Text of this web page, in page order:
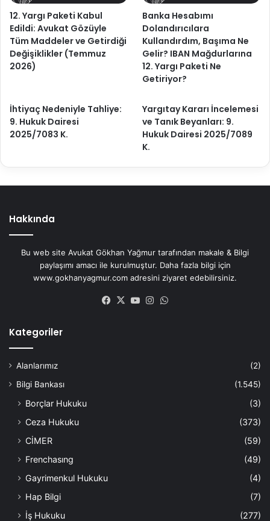
12. Yargı Paketi Kabul
Edildi: Avukat Gözüyle
Tüm Maddeler ve Getirdiği
Değişiklikler (Temmuz
2026)
Banka Hesabımı
Dolandırıcılara
Kullandırdım, Başıma Ne
Gelir? IBAN Mağdurlarına
12. Yargı Paketi Ne
Getiriyor?
İhtiyaç Nedeniyle Tahliye:
9. Hukuk Dairesi
2025/7083 K.
Yargıtay Kararı İncelemesi
ve Tanık Beyanları: 9.
Hukuk Dairesi 2025/7089
K.
Hakkında
Bu web site Avukat Gökhan Yağmur tarafından makale & Bilgi
paylaşımı amacı ile kurulmuştur. Daha fazla bilgi için
www.gokhanyagmur.com adresini ziyaret edebilirsiniz.
Facebook
X YouTubeInstagram
Kategoriler
Alanlarımız
(2)
Bilgi Bankası
(1.545)
Borçlar Hukuku
(3)
Ceza Hukuku
(373)
CİMER
(59)
Frenchasıng
(49)
Gayrimenkul Hukuku
(4)
Hap Bilgi
(7)
İş Hukuku
(277)